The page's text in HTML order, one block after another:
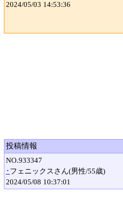
2024/05/03 14:53:36
投稿情報
NO.933347
･ フェニックスさん(男性/55歳)
2024/05/08 10:37:01